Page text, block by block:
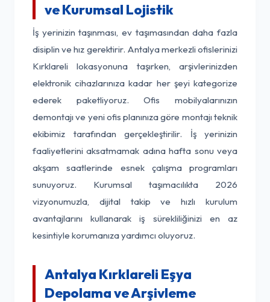
ve Kurumsal Lojistik
İş yerinizin taşınması, ev taşımasından daha fazla
disiplin ve hız gerektirir. Antalya merkezli ofislerinizi
Kırklareli lokasyonuna taşırken, arşivlerinizden
elektronik cihazlarınıza kadar her şeyi kategorize
ederek paketliyoruz. Ofis mobilyalarınızın
demontajı ve yeni ofis planınıza göre montajı teknik
ekibimiz tarafından gerçekleştirilir. İş yerinizin
faaliyetlerini aksatmamak adına hafta sonu veya
akşam saatlerinde esnek çalışma programları
sunuyoruz. Kurumsal taşımacılıkta 2026
vizyonumuzla, dijital takip ve hızlı kurulum
avantajlarını kullanarak iş sürekliliğinizi en az
kesintiyle korumanıza yardımcı oluyoruz.
Antalya Kırklareli Eşya
Depolama ve Arşivleme